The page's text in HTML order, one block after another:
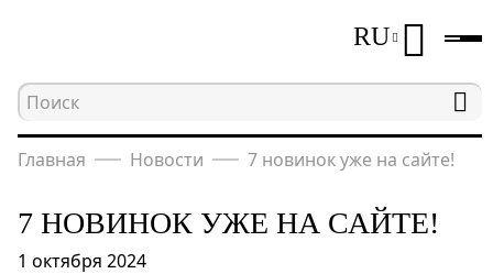
RU
Главная Новости 7 новинок уже на сайте!
7 НОВИНОК УЖЕ НА САЙТЕ!
1 октября 2024